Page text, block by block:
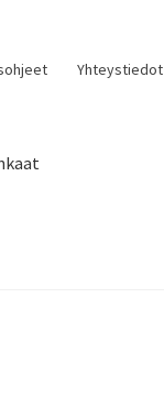
Yhteystiedot